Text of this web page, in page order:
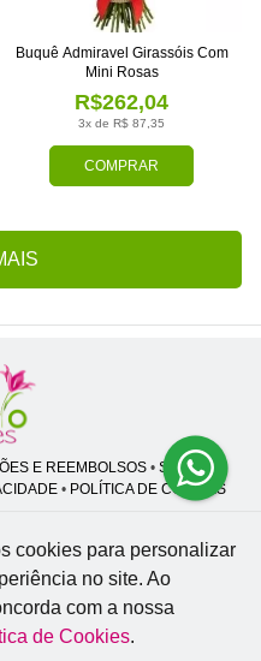
COMPRAR
3x de R$ 87,35
R$262,04
Buquê Admiravel Girassóis Com
Mini Rosas
E REEMBOLSOS• SAC
• POLÍTICA DE COOKIES
0001-98
27 - Vila Zat - São Paulo - SP -
cookies para personalizar
no site. Ao
com a nossa
de Cookies.